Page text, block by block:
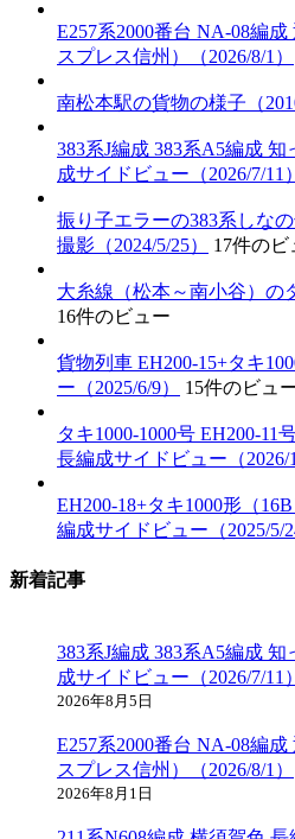
E257系2000番台 NA-08編
スプレス信州）（2026/8/1）
南松本駅の貨物の様子（
383系J編成 383系A5編成
成サイドビュー（2026/7/11）
振り子エラーの383系しな
撮影（2024/5/25）
17件のビ
大糸線（松本～南小谷）の
16件のビュー
貨物列車 EH200-15+タキ
ー（2025/6/9）
15件のビュ
タキ1000-1000号 EH200-11
長編成サイドビュー（2026/
EH200-18+タキ1000形（
編成サイドビュー（2025/5/
新着記事
383系J編成 383系A5編成
成サイドビュー（2026/7/11）
2026年8月5日
E257系2000番台 NA-08編
スプレス信州）（2026/8/1）
2026年8月1日